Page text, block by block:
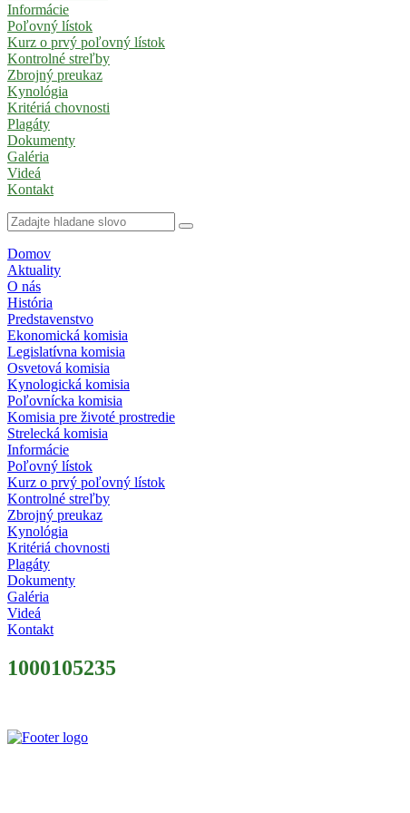
Informácie
Poľovný lístok
Kurz o prvý poľovný lístok
Kontrolné streľby
Zbrojný preukaz
Kynológia
Kritériá chovnosti
Plagáty
Dokumenty
Galéria
Videá
Kontakt
Domov
Aktuality
O nás
História
Predstavenstvo
Ekonomická komisia
Legislatívna komisia
Osvetová komisia
Kynologická komisia
Poľovnícka komisia
Komisia pre životé prostredie
Strelecká komisia
Informácie
Poľovný lístok
Kurz o prvý poľovný lístok
Kontrolné streľby
Zbrojný preukaz
Kynológia
Kritériá chovnosti
Plagáty
Dokumenty
Galéria
Videá
Kontakt
1000105235